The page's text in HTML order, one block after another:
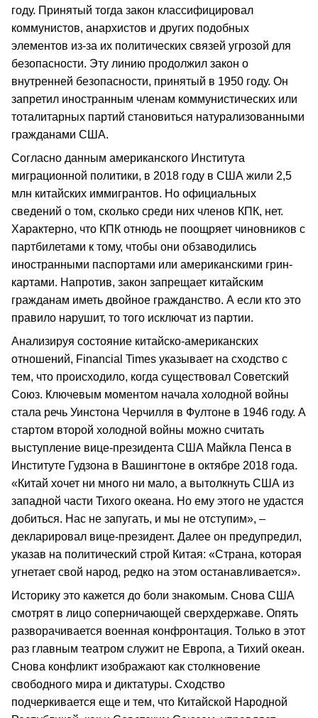
году. Принятый тогда закон классифицировал
коммунистов, анархистов и других подобных
элементов из-за их политических связей угрозой для
безопасности. Эту линию продолжил закон о
внутренней безопасности, принятый в 1950 году. Он
запретил иностранным членам коммунистических или
тоталитарных партий становиться натурализованными
гражданами США.
Согласно данным американского Института
миграционной политики, в 2018 году в США жили 2,5
млн китайских иммигрантов. Но официальных
сведений о том, сколько среди них членов КПК, нет.
Характерно, что КПК отнюдь не поощряет чиновников с
партбилетами к тому, чтобы они обзаводились
иностранными паспортами или американскими грин-
картами. Напротив, закон запрещает китайским
гражданам иметь двойное гражданство. А если кто это
правило нарушит, то того исключат из партии.
Анализируя состояние китайско-американских
отношений, Financial Times указывает на сходство с
тем, что происходило, когда существовал Советский
Союз. Ключевым моментом начала холодной войны
стала речь Уинстона Черчилля в Фултоне в 1946 году. А
стартом второй холодной войны можно считать
выступление вице-президента США Майкла Пенса в
Институте Гудзона в Вашингтоне в октябре 2018 года.
«Китай хочет ни много ни мало, а вытолкнуть США из
западной части Тихого океана. Но ему этого не удастся
добиться. Нас не запугать, и мы не отступим», –
декларировал вице-президент. Далее он предупредил,
указав на политический строй Китая: «Страна, которая
угнетает свой народ, редко на этом останавливается».
Историку это кажется до боли знакомым. Снова США
смотрят в лицо соперничающей сверхдержаве. Опять
разворачивается военная конфронтация. Только в этот
раз главным театром служит не Европа, а Тихий океан.
Снова конфликт изображают как столкновение
свободного мира и диктатуры. Сходство
подчеркивается еще и тем, что Китайской Народной